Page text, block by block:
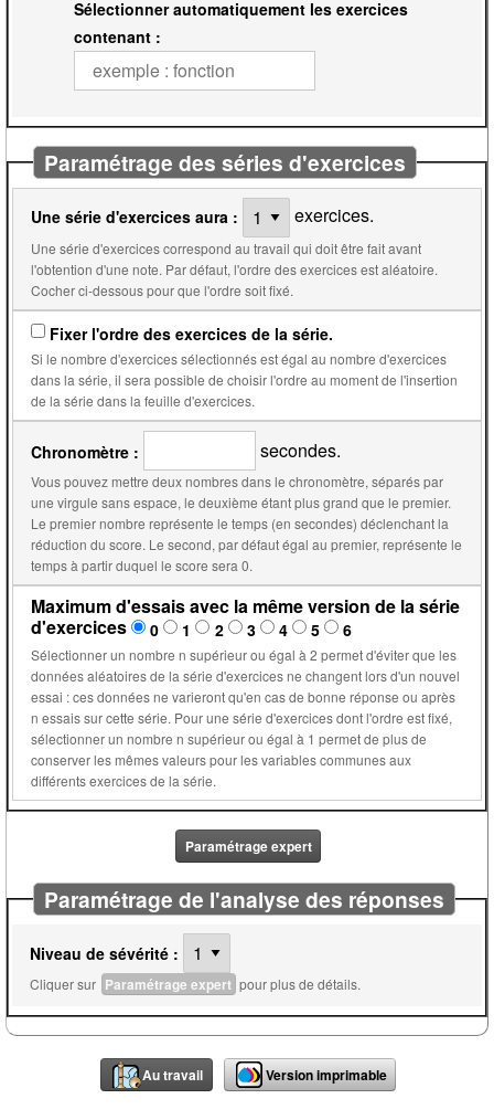
Sélectionner automatiquement les exercices
contenant :
Paramétrage des séries d'exercices
Une série d'exercices aura : exercices.
Une série d'exercices correspond au travail qui doit être fait avant
l'obtention d'une note. Par défaut, l'ordre des exercices est aléatoire.
Cocher ci-dessous pour que l'ordre soit fixé.
Fixer l'ordre des exercices de la série.
Si le nombre d'exercices sélectionnés est égal au nombre d'exercices
dans la série, il sera possible de choisir l'ordre au moment de l'insertion
de la série dans la feuille d'exercices.
Chronomètre : secondes.
Vous pouvez mettre deux nombres dans le chronomètre, séparés par
une virgule sans espace, le deuxième étant plus grand que le premier.
Le premier nombre représente le temps (en secondes) déclenchant la
réduction du score. Le second, par défaut égal au premier, représente le
temps à partir duquel le score sera 0.
Maximum d'essais avec la même version de la série
d'exercices
0 1 2 3 4 5 6
Sélectionner un nombre n supérieur ou égal à 2 permet d'éviter que les
données aléatoires de la série d'exercices ne changent lors d'un nouvel
essai : ces données ne varieront qu'en cas de bonne réponse ou après
n essais sur cette série. Pour une série d'exercices dont l'ordre est fixé,
sélectionner un nombre n supérieur ou égal à 1 permet de plus de
conserver les mêmes valeurs pour les variables communes aux
différents exercices de la série.
Paramétrage expert
Paramétrage de l'analyse des réponses
Niveau de sévérité :
Cliquer sur Paramétrage expert pour plus de détails.
Au travail Version imprimable